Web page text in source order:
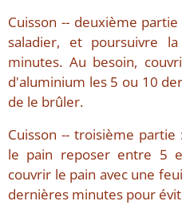
Cuisson -- deuxième
saladier, et poursuivre
minutes. Au besoin,
d'aluminium les 5 ou 10
de le brûler.
Cuisson -- troisième
le pain reposer entre 5
couvrir le pain avec une
dernières minutes pour